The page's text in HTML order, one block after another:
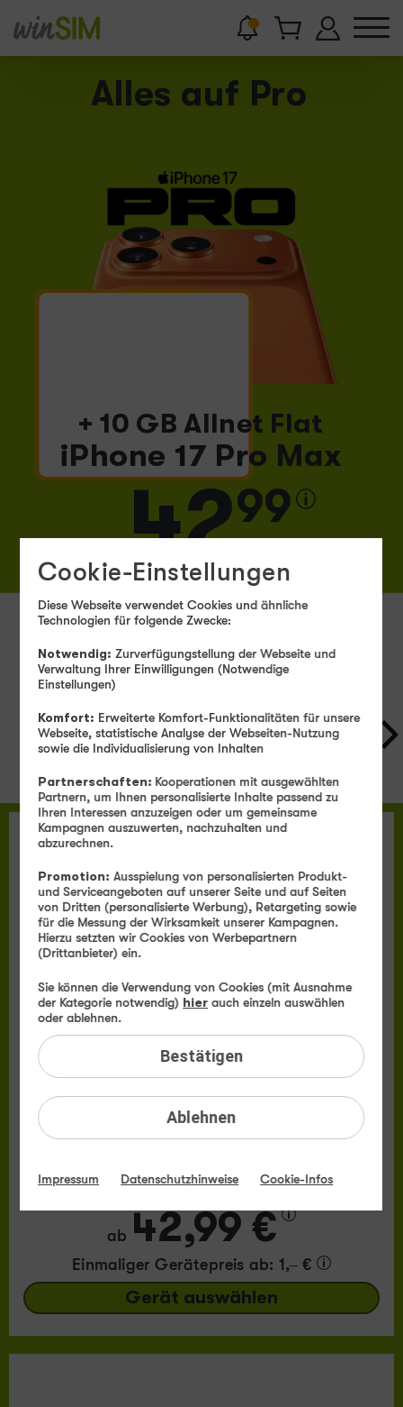
4299
Zum Angebot
+ 10 GB Allnet Flat
Alles auf Pro
iPhone 17 Pro Max
Apple iPhones mit Vertrag
Alle Filter
Apple
iPhone 17 Pro Max
Produktdatenblatt
Monatlicher Tarifpreis
ab 42,99 €
Einmaliger Gerätepreis ab: 1,– €
Gerät auswählen
Cookie-Einstellungen
Diese Webseite verwendet Cookies und ähnliche
Technologien für folgende Zwecke:
Notwendig: Zurverfügungstellung der Webseite und
Verwaltung Ihrer Einwilligungen (Notwendige
Einstellungen)
Komfort: Erweiterte Komfort-Funktionalitäten für unsere
Webseite, statistische Analyse der Webseiten-Nutzung
sowie die Individualisierung von Inhalten
Partnerschaften: Kooperationen mit ausgewählten
Partnern, um Ihnen personalisierte Inhalte passend zu
Ihren Interessen anzuzeigen oder um gemeinsame
Kampagnen auszuwerten, nachzuhalten und
abzurechnen.
Promotion: Ausspielung von personalisierten Produkt-
und Serviceangeboten auf unserer Seite und auf Seiten
von Dritten (personalisierte Werbung), Retargeting sowie
für die Messung der Wirksamkeit unserer Kampagnen.
Hierzu setzten wir Cookies von Werbepartnern
(Drittanbieter) ein.
Ablehnen
Sie können die Verwendung von Cookies (mit Ausnahme
der Kategorie notwendig) hier auch einzeln auswählen
oder ablehnen.
Bestätigen
Impressum Datenschutzhinweise Cookie-Infos